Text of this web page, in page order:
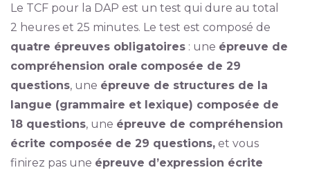
Le TCF pour la DAP est un test qui dure au total
2 heures et 25 minutes. Le test est composé de
quatre épreuves obligatoires: une épreuve de
compréhension orale composée de 29
questions, une épreuve de structures de la
langue (grammaire et lexique) composée de
18 questions, une épreuve de compréhension
écrite composée de 29 questions,et vous
finirez pas une épreuve d’expression écrite